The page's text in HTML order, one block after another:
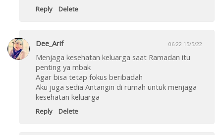
Reply Delete
Dee_Arif 06:22 15/5/22
Menjaga kesehatan keluarga saat Ramadan itu
penting ya mbak
Agar bisa tetap fokus beribadah
Aku juga sedia Antangin di rumah untuk menjaga
kesehatan keluarga
Reply Delete